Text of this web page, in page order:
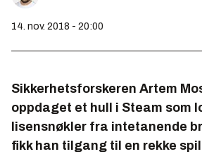
14. nov. 2018 - 20:00
Sikkerhetsforskeren Artem
oppdaget et hull i Steam som
lisensnøkler fra intetanende
fikk han tilgang til en rekke